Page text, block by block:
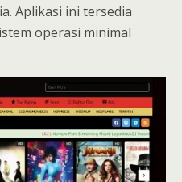
Aplikasi ini tersedia
operasi minimal